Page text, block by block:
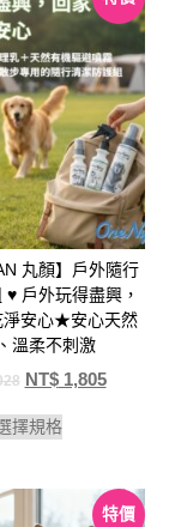
丸顏】戶外隨行
♥️ 戶外玩得盡興，
淨安心★安心天然
溫柔不刺激
NT$1,805
擇規格
特價